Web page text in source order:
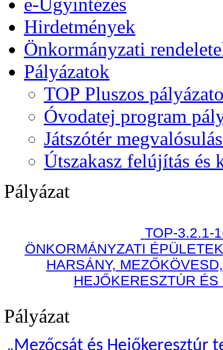
Hirdetmények
Önkormányzati
Pályázatok
TOP Pluszos
Óvodatej program
Játszótér
Útszakasz felújítás és
Pályázat
TOP-3.2.1-
ÖNKORMÁNYZATI
HARSÁNY,
HEJŐKERESZTÚR
Pályázat
„Mezőcsát és Hejőkeresztúr